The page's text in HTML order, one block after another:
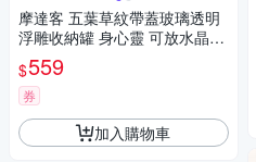
摩達客 五葉草紋帶蓋玻璃透明
浮雕收納罐 身心靈 可放水晶淨
化能量 多用途首飾品薰香蠟燭
精緻收納容器 風格擺件
$559
券
加入購物車